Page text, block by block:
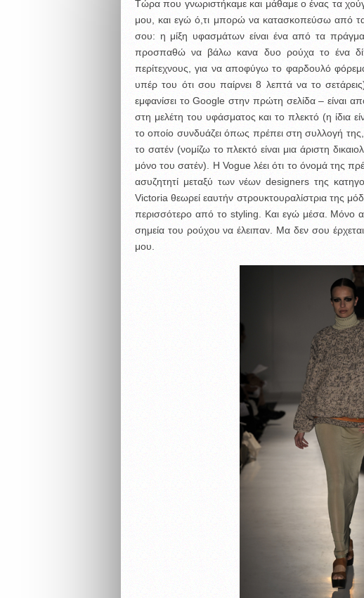
Τώρα που γνωριστήκαμε και μάθαμε ο ένας τα
μου, και εγώ ό,τι μπορώ να κατασκοπεύσω από
σου: η μίξη υφασμάτων είναι ένα από τα
προσπαθώ να βάλω κανα δυο ρούχα το ένα
περίτεχνους, για να αποφύγω το φαρδουλό
υπέρ του ότι σου παίρνει 8 λεπτά να το
εμφανίσει το Google στην πρώτη σελίδα – είναι
στη μελέτη του υφάσματος και το πλεκτό (η ίδια
το οποίο συνδυάζει όπως πρέπει στη συλλογή
το σατέν (νομίζω το πλεκτό είναι μια άριστη
μόνο του σατέν). Η Vogue λέει ότι το όνομά της
ασυζητητί μεταξύ των νέων designers της
Victoria θεωρεί εαυτήν στρουκτουραλίστρια της
περισσότερο από το styling. Και εγώ μέσα. Μόνο
σημεία του ρούχου να έλειπαν. Μα δεν σου έρχεται
μου.